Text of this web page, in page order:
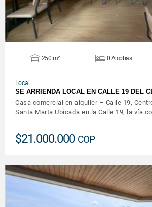
250 m² 0 Alcobas
Local
SE ARRIENDA LOCAL EN CALLE 19 DEL
Casa comercial en alquiler – Calle 19,
Santa Marta Ubicada en la Calle 19, la vía
$21.000.000 COP